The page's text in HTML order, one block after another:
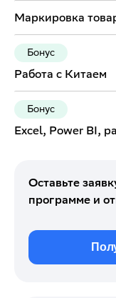
Маркировка
Работа с Китаем
Бонус
Excel, Power BI,
Бонус
Оставьте
программе и